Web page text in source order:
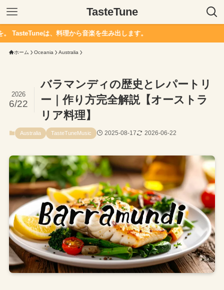
TasteTune
理から音楽を生み出します。
ホーム Oceania Australia
バラマンディの歴史とレパートリ
ー｜作り方完全解説【オーストラ
リア料理】
2026
6/22
Australia TasteTuneMusic 2025-08-17 2026-06-22